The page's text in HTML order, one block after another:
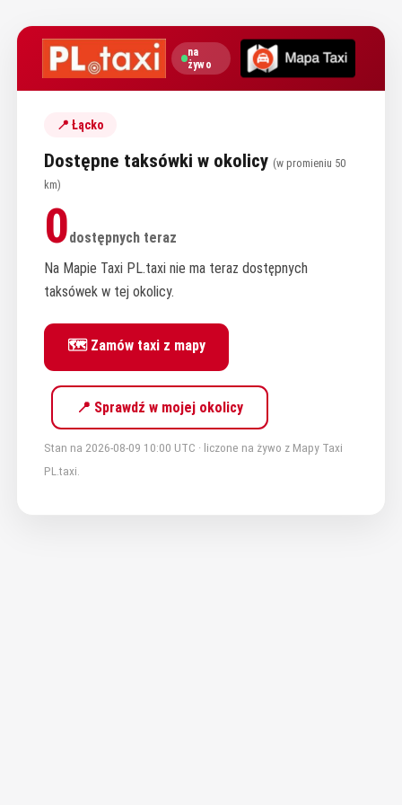
na
żywo
📍 Łącko
Dostępne taksówki w okolicy (w promieniu 50
km)
0dostępnych teraz
Na Mapie Taxi PL.taxi nie ma teraz dostępnych
taksówek w tej okolicy.
🗺️ Zamów taxi z mapy
📍 Sprawdź w mojej okolicy
Stan na 2026-08-09 10:00 UTC · liczone na żywo z Mapy Taxi
PL.taxi.